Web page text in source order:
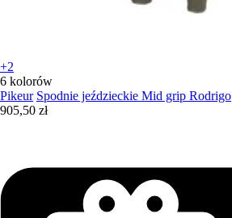
+2
6 kolorów
Pikeur Spodnie jeździeckie Mid grip Rodrigo
905,50 zł